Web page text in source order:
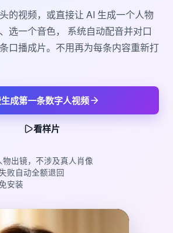
的视频，或直接让 AI 生成一个人物
选一个音色， 系统自动配音并对口
口播成片。不用再为每条内容重新打
成第一条数字人视频
看样片
出镜，不涉及真人肖像
败自动全额退回
安装